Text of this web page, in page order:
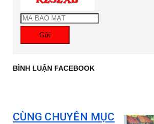
Gửi
BÌNH LUẬN FACEBOOK
CÙNG CHUYÊN MỤC